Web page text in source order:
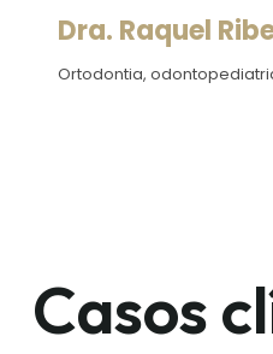
Dra. Raquel
Ortodontia,
Casos